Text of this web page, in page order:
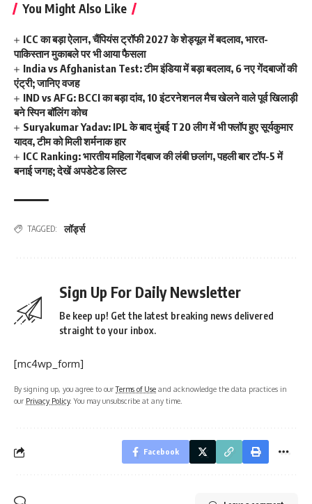
You Might Also Like
ICC का बड़ा ऐलान, चैंपियंस ट्रॉफी 2027 के शेड्यूल में बदलाव, भारत-
पाकिस्तान मुकाबले पर भी आया फैसला
India vs Afghanistan Test: टीम इंडिया में बड़ा बदलाव, 6 नए गेंदबाजों की
एंट्री; जानिए वजह
IND vs AFG: BCCI का बड़ा दांव, 10 इंटरनेशनल मैच खेलने वाले पूर्व खिलाड़ी
बने स्पिन बॉलिंग कोच
Suryakumar Yadav: IPL के बाद मुंबई T20 लीग में भी फ्लॉप हुए सूर्यकुमार
यादव, टीम को मिली शर्मनाक हार
ICC Ranking: भारतीय महिला गेंदबाज की लंबी छलांग, पहली बार टॉप-5 में
बनाई जगह; देखें अपडेटेड लिस्ट
TAGGED: लॉर्ड्स
Sign Up For Daily Newsletter
Be keep up! Get the latest breaking news delivered
straight to your inbox.
[mc4wp_form]
By signing up, you agree to ourTerms of Use and acknowledge the data practices in
our Privacy Policy. You may unsubscribe at any time.
Facebook